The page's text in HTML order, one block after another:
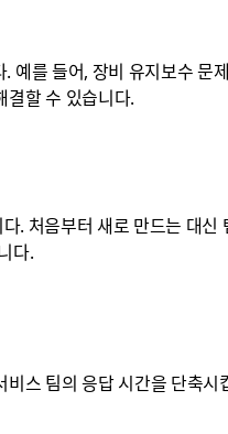
예를 들어, 장비 유지보수 문
결할 수 있습니다.
. 처음부터 새로 만드는 대신
다.
스 팀의 응답 시간을 단축시